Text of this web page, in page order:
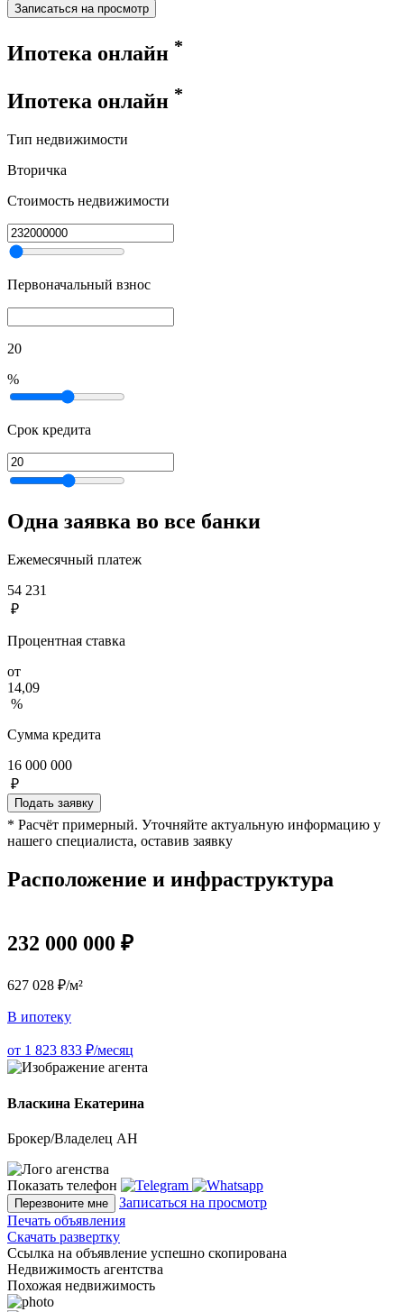
Записаться на просмотр
Ипотека онлайн *
Ипотека онлайн *
Тип недвижимости
Вторичка
Стоимость недвижимости
Первоначальный взнос
20
%
Срок кредита
Одна заявка во все банки
Ежемесячный платеж
54 231
₽
Процентная ставка
от
14,09
%
Сумма кредита
16 000 000
₽
Подать заявку
* Расчёт примерный. Уточняйте актуальную информацию у
нашего специалиста, оставив заявку
Расположение и инфраструктура
232 000 000 ₽
627 028 ₽/м²
В ипотеку
от 1 823 833 ₽/месяц
Власкина Екатерина
Брокер/Владелец АН
Показать телефон
Перезвоните мне
Записаться на просмотр
Печать объявления
Скачать развертку
Ссылка на объявление успешно скопирована
Недвижимость агентства
Похожая недвижимость